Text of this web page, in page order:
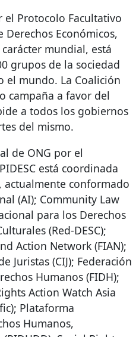
el Protocolo Facultativo
Económicos,
mundial, está
grupos de la sociedad
el mundo. La Coalición
campaña a favor del
a todos los gobiernos
del mismo.
de ONG por el
PIDESC está coordinada
actualmente conformado
(AI); Community Law
para los Derechos
(Red-DESC);
Action Network (FIAN);
Juristas (CIJ); Federación
Humanos (FIDH);
Action Watch Asia
Plataforma
Humanos,